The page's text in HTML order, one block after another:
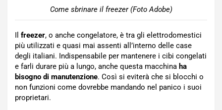
Come sbrinare il freezer (Foto Adobe)
Il freezer, o anche congelatore, è tra gli elettrodomestici
più utilizzati e quasi mai assenti all’interno delle case
degli italiani. Indispensabile per mantenere i cibi congelati
e farli durare più a lungo, anche questa macchina ha
bisogno di manutenzione. Così si eviterà che si blocchi o
non funzioni come dovrebbe mandando nel panico i suoi
proprietari.